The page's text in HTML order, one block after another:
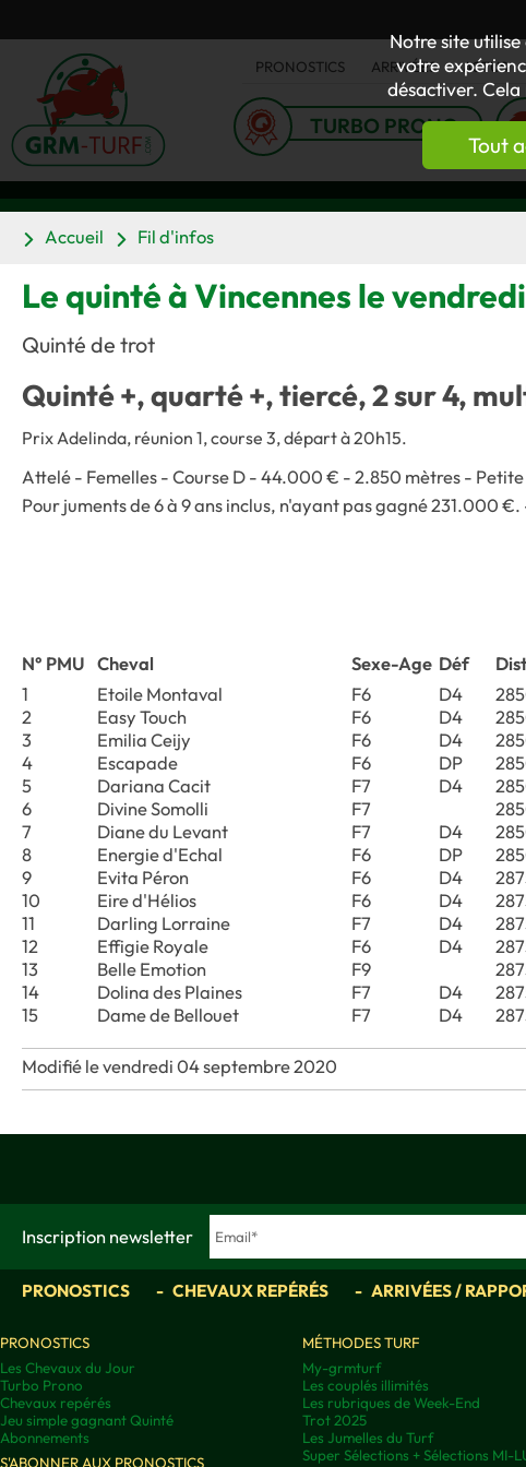
Notre site
votre
désactiver.
Tout
PRONOSTICS ARRIVÉES ACTUS
TURBO PRONO
Accueil Fil d'infos
Le quinté à Vincennes le
Quinté de trot
Quinté +, quarté +, tiercé, 2 sur 4,
Prix Adelinda, réunion 1, course 3, départ à 20h15.
Attelé - Femelles - Course D - 44.000 € - 2.850 mètres -
Pour juments de 6 à 9 ans inclus, n'ayant pas gagné 231.000
N° PMU Cheval Sexe-Age Déf
1
Etoile Montaval F6 D4
2
Easy Touch F6 D4
3
Emilia Ceijy F6 D4
4
Escapade F6 DP
5
Dariana Cacit F7 D4
6
Divine Somolli F7
7
Diane du Levant F7 D4
8
Energie d'Echal F6 DP
9
Evita Péron F6 D4
10
Eire d'Hélios F6 D4
11
Darling Lorraine F7 D4
12
Effigie Royale F6 D4
13
Belle Emotion F9
14
Dolina des Plaines F7 D4
15
Dame de Bellouet F7 D4
Modifié le vendredi 04 septembre 2020
Inscription newsletter
PRONOSTICS CHEVAUX REPÉRÉS ARRIVÉES /
PRONOSTICS
Les Chevaux du Jour
Turbo Prono
Chevaux repérés
Jeu simple gagnant Quinté
Abonnements
S'ABONNER AUX PRONOSTICS
MÉTHODES TURF
My-grmturf
Les couplés illimités
Les rubriques de Week-End
Trot 2025
Les Jumelles du Turf
Super Sélections + Sélections MI-